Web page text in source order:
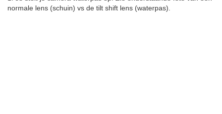
normale lens (schuin) vs de tilt shift lens (waterpas).